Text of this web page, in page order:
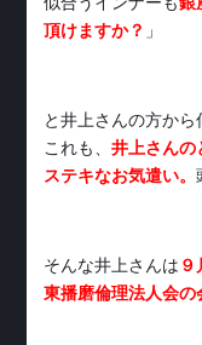
頂けますか？ 」
と井上さんの方か
これも、井上さん
ステキなお気遣い。
そんな井上さんは ９
東播磨倫理法人会の